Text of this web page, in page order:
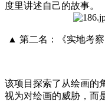
度里讲述自己的故事。
▲ 第二名：《实地考察
该项目探索了从绘画的
视为对绘画的威胁，而